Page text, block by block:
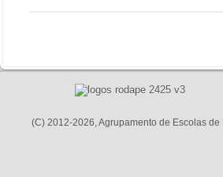
(C) 2012-2026, Agrupamento de Escolas de